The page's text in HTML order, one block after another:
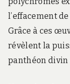
l’effacement
Grâce à ces
révèlent la
panthéon divin